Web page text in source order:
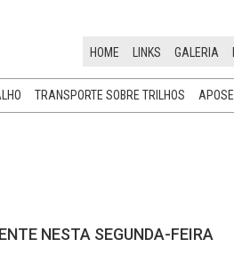
HOME LINKS GALERIA
TRANSPORTE SOBRE TRILHOS
NESTA SEGUNDA-FEIRA